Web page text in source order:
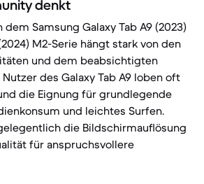
denkt
Samsung Galaxy Tab A9 (2023)
M2-Serie hängt stark von den
und dem beabsichtigten
des Galaxy Tab A9 loben oft
die Eignung für grundlegende
und leichtes Surfen.
die Bildschirmauflösung
für anspruchsvollere